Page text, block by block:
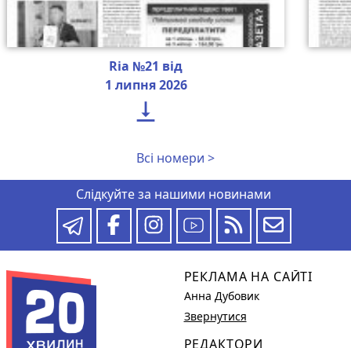
Ria №21 від
1 липня 2026

Всі номери >
Слідкуйте за нашими новинами
РЕКЛАМА НА САЙТІ
Анна Дубовик
Звернутися
РЕДАКТОРИ